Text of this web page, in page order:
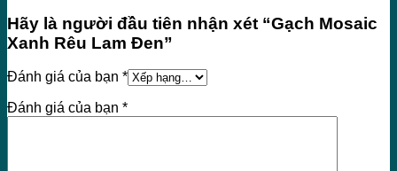
Hãy là người đầu tiên nhận xét “Gạch Mosaic
Xanh Rêu Lam Đen”
Đánh giá của bạn *
Đánh giá của bạn *